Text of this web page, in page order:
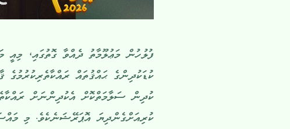
ފުލުހުން މަޢުލޫމާތު ދެއްވާ ގޮތުގައި،
ކުޑަކުދިންގެ ޙައްޤުތައް
ކުދިން ސަލާމަތްކޮށް އެކުދިންނަށް
ކުރިއަށްގެންދިޔަ އޮޕަރޭޝަނެކެވެ. މި